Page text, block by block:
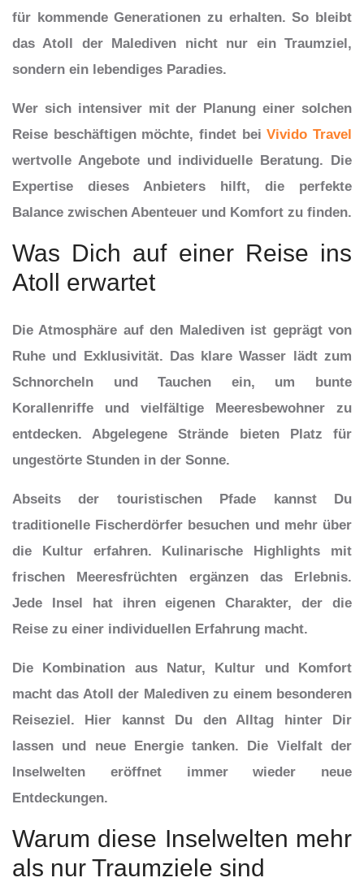
für kommende Generationen zu erhalten. So bleibt
das Atoll der Malediven nicht nur ein Traumziel,
sondern ein lebendiges Paradies.
Wer sich intensiver mit der Planung einer solchen
Reise beschäftigen möchte, findet beiVivido Travel
wertvolle Angebote und individuelle Beratung. Die
Expertise dieses Anbieters hilft, die perfekte
Balance zwischen Abenteuer und Komfort zu finden.
Was Dich auf einer Reise ins
Atoll erwartet
Die Atmosphäre auf den Malediven ist geprägt von
Ruhe und Exklusivität. Das klare Wasser lädt zum
Schnorcheln und Tauchen ein, um bunte
Korallenriffe und vielfältige Meeresbewohner zu
entdecken. Abgelegene Strände bieten Platz für
ungestörte Stunden in der Sonne.
Abseits der touristischen Pfade kannst Du
traditionelle Fischerdörfer besuchen und mehr über
die Kultur erfahren. Kulinarische Highlights mit
frischen Meeresfrüchten ergänzen das Erlebnis.
Jede Insel hat ihren eigenen Charakter, der die
Reise zu einer individuellen Erfahrung macht.
Die Kombination aus Natur, Kultur und Komfort
macht das Atoll der Malediven zu einem besonderen
Reiseziel. Hier kannst Du den Alltag hinter Dir
lassen und neue Energie tanken. Die Vielfalt der
Inselwelten eröffnet immer wieder neue
Entdeckungen.
Warum diese Inselwelten mehr
als nur Traumziele sind